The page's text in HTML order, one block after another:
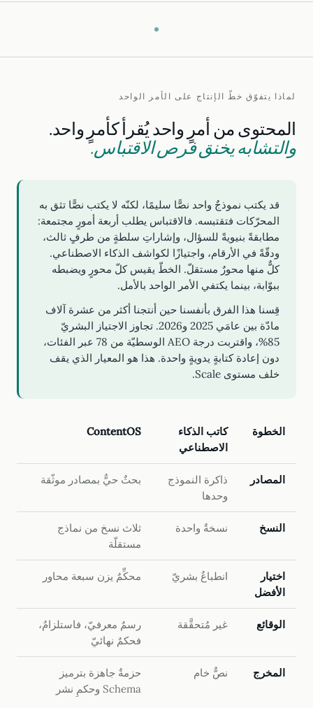
لماذا يتفوّق خطّ الإنتاج على الأمر الواحد
المحتوى من أمرٍ واحد يُقرأ كأمرٍ واحد.
والتشابه يخنق فرص الاقتباس.
قد يكتب نموذجٌ واحد نصًّا سليمًا، لكنّه لا يكتب نصًّا تثق به
المحرّكات فتقتبسه. فالاقتباس يطلب أربعة أمورٍ مجتمعة:
مطابقةً بنيويةً للسؤال، وإشاراتِ سلطةٍ من طرفٍ ثالث،
ودقّةً في الأرقام، واجتيازًا لكواشف الذكاء الاصطناعي.
كلٌّ منها محورٌ مستقلّ. الخطّ يقيس كلّ محورٍ ويضبطه
ببوّابة، بينما يكتفي الأمر الواحد بالأمل.
قِسنا هذا الفرق بأنفسنا حين أنتجنا أكثر من عشرة آلاف
مادّة بين عامَي 2025 و2026. تجاوز الاجتياز البشريّ
85%، واقتربت درجة AEO الوسطيّة من 78 عبر الفئات،
دون إعادة كتابةٍ يدويةٍ واحدة. هذا هو المعيار الذي يقف
خلف مستوى Scale.
الخطوة
كاتب الذكاء
الاصطناعي
ContentOS
المصادر
ذاكرة النموذج
وحدها
بحثٌ حيٌّ بمصادر موثّقة
النسخ نسخةٌ واحدة
ثلاث نسخ من نماذج
مستقلّة
اختيار
الأفضل
انطباعٌ بشريّ محكِّمٌ يزن سبعة محاور
الوقائع غير مُتحقَّقة
رسمٌ معرفيّ، فاستلزامٌ،
فحكمٌ نهائيّ
المخرج نصٌّ خام
حزمةٌ جاهزة بترميز
Schema وحكمِ نشر